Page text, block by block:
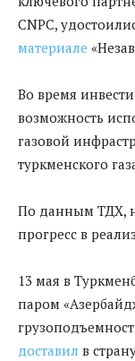
CNPC,
материале
Во время
возможность
газовой
туркменского
По данным ТДХ,
прогресс в
13 мая в
паром
доставил в